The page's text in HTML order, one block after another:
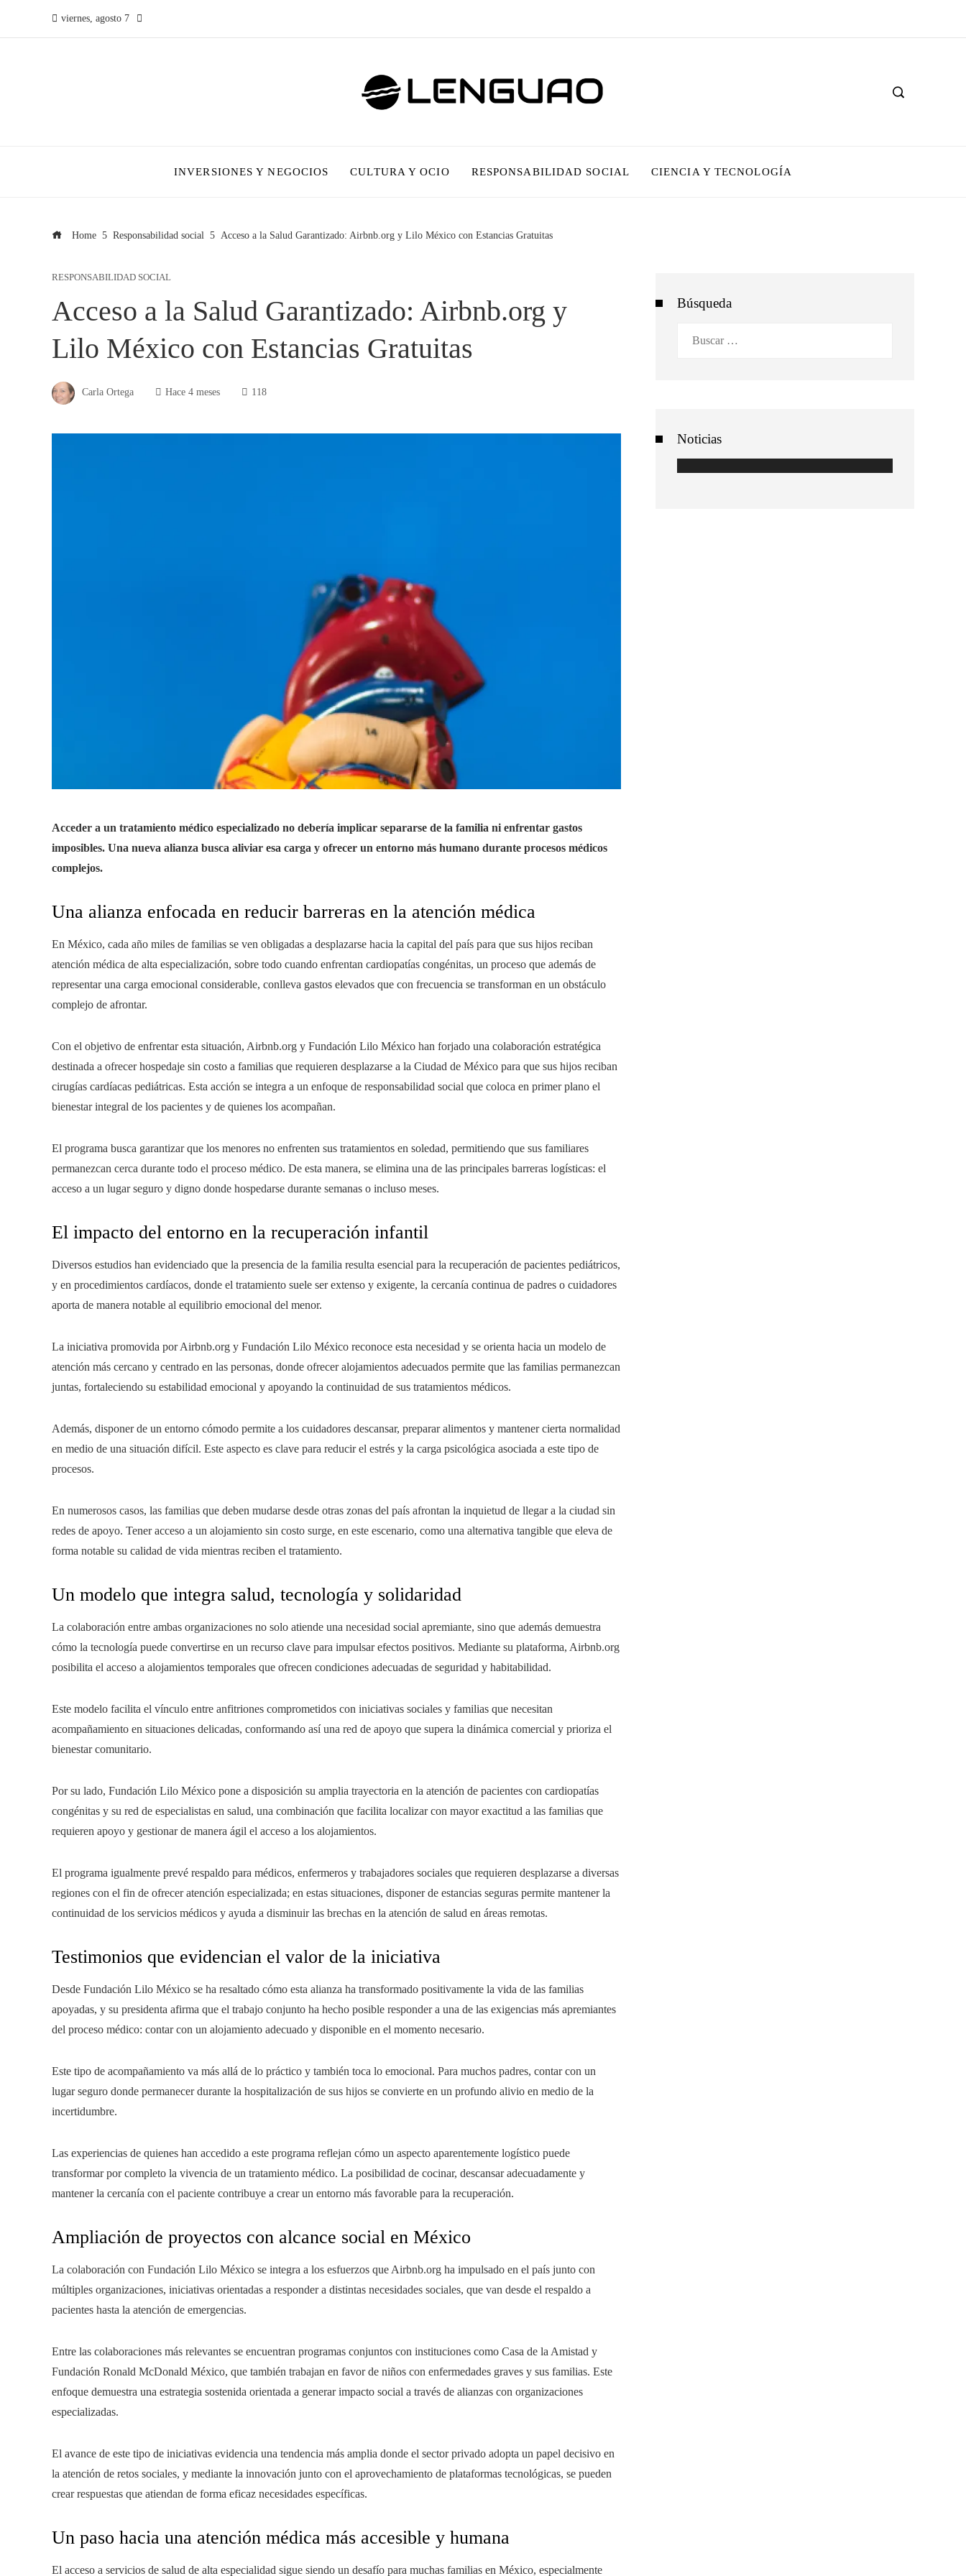
viernes, agosto 7
INVERSIONES Y NEGOCIOS CULTURA Y OCIO RESPONSABILIDAD SOCIAL CIENCIA Y TECNOLOGÍA
Home Responsabilidad social Acceso a la Salud Garantizado: Airbnb.org y Lilo México con Estancias Gratuitas
RESPONSABILIDAD SOCIAL
Acceso a la Salud Garantizado: Airbnb.org y
Lilo México con Estancias Gratuitas
Carla Ortega Hace 4 meses 118
Acceder a un tratamiento médico especializado no debería implicar separarse de la familia ni enfrentar gastos
imposibles. Una nueva alianza busca aliviar esa carga y ofrecer un entorno más humano durante procesos médicos
complejos.
Una alianza enfocada en reducir barreras en la atención médica
En México, cada año miles de familias se ven obligadas a desplazarse hacia la capital del país para que sus hijos reciban
atención médica de alta especialización, sobre todo cuando enfrentan cardiopatías congénitas, un proceso que además de
representar una carga emocional considerable, conlleva gastos elevados que con frecuencia se transforman en un obstáculo
complejo de afrontar.
Con el objetivo de enfrentar esta situación, Airbnb.org y Fundación Lilo México han forjado una colaboración estratégica
destinada a ofrecer hospedaje sin costo a familias que requieren desplazarse a la Ciudad de México para que sus hijos reciban
cirugías cardíacas pediátricas. Esta acción se integra a un enfoque de responsabilidad social que coloca en primer plano el
bienestar integral de los pacientes y de quienes los acompañan.
El programa busca garantizar que los menores no enfrenten sus tratamientos en soledad, permitiendo que sus familiares
permanezcan cerca durante todo el proceso médico. De esta manera, se elimina una de las principales barreras logísticas: el
acceso a un lugar seguro y digno donde hospedarse durante semanas o incluso meses.
El impacto del entorno en la recuperación infantil
Diversos estudios han evidenciado que la presencia de la familia resulta esencial para la recuperación de pacientes pediátricos,
y en procedimientos cardíacos, donde el tratamiento suele ser extenso y exigente, la cercanía continua de padres o cuidadores
aporta de manera notable al equilibrio emocional del menor.
La iniciativa promovida por Airbnb.org y Fundación Lilo México reconoce esta necesidad y se orienta hacia un modelo de
atención más cercano y centrado en las personas, donde ofrecer alojamientos adecuados permite que las familias permanezcan
juntas, fortaleciendo su estabilidad emocional y apoyando la continuidad de sus tratamientos médicos.
Además, disponer de un entorno cómodo permite a los cuidadores descansar, preparar alimentos y mantener cierta normalidad
en medio de una situación difícil. Este aspecto es clave para reducir el estrés y la carga psicológica asociada a este tipo de
procesos.
En numerosos casos, las familias que deben mudarse desde otras zonas del país afrontan la inquietud de llegar a la ciudad sin
redes de apoyo. Tener acceso a un alojamiento sin costo surge, en este escenario, como una alternativa tangible que eleva de
forma notable su calidad de vida mientras reciben el tratamiento.
Un modelo que integra salud, tecnología y solidaridad
La colaboración entre ambas organizaciones no solo atiende una necesidad social apremiante, sino que además demuestra
cómo la tecnología puede convertirse en un recurso clave para impulsar efectos positivos. Mediante su plataforma, Airbnb.org
posibilita el acceso a alojamientos temporales que ofrecen condiciones adecuadas de seguridad y habitabilidad.
Este modelo facilita el vínculo entre anfitriones comprometidos con iniciativas sociales y familias que necesitan
acompañamiento en situaciones delicadas, conformando así una red de apoyo que supera la dinámica comercial y prioriza el
bienestar comunitario.
Por su lado, Fundación Lilo México pone a disposición su amplia trayectoria en la atención de pacientes con cardiopatías
congénitas y su red de especialistas en salud, una combinación que facilita localizar con mayor exactitud a las familias que
requieren apoyo y gestionar de manera ágil el acceso a los alojamientos.
El programa igualmente prevé respaldo para médicos, enfermeros y trabajadores sociales que requieren desplazarse a diversas
regiones con el fin de ofrecer atención especializada; en estas situaciones, disponer de estancias seguras permite mantener la
continuidad de los servicios médicos y ayuda a disminuir las brechas en la atención de salud en áreas remotas.
Testimonios que evidencian el valor de la iniciativa
Desde Fundación Lilo México se ha resaltado cómo esta alianza ha transformado positivamente la vida de las familias
apoyadas, y su presidenta afirma que el trabajo conjunto ha hecho posible responder a una de las exigencias más apremiantes
del proceso médico: contar con un alojamiento adecuado y disponible en el momento necesario.
Este tipo de acompañamiento va más allá de lo práctico y también toca lo emocional. Para muchos padres, contar con un
lugar seguro donde permanecer durante la hospitalización de sus hijos se convierte en un profundo alivio en medio de la
incertidumbre.
Las experiencias de quienes han accedido a este programa reflejan cómo un aspecto aparentemente logístico puede
transformar por completo la vivencia de un tratamiento médico. La posibilidad de cocinar, descansar adecuadamente y
mantener la cercanía con el paciente contribuye a crear un entorno más favorable para la recuperación.
Ampliación de proyectos con alcance social en México
La colaboración con Fundación Lilo México se integra a los esfuerzos que Airbnb.org ha impulsado en el país junto con
múltiples organizaciones, iniciativas orientadas a responder a distintas necesidades sociales, que van desde el respaldo a
pacientes hasta la atención de emergencias.
Entre las colaboraciones más relevantes se encuentran programas conjuntos con instituciones como Casa de la Amistad y
Fundación Ronald McDonald México, que también trabajan en favor de niños con enfermedades graves y sus familias. Este
enfoque demuestra una estrategia sostenida orientada a generar impacto social a través de alianzas con organizaciones
especializadas.
El avance de este tipo de iniciativas evidencia una tendencia más amplia donde el sector privado adopta un papel decisivo en
la atención de retos sociales, y mediante la innovación junto con el aprovechamiento de plataformas tecnológicas, se pueden
crear respuestas que atiendan de forma eficaz necesidades específicas.
Un paso hacia una atención médica más accesible y humana
El acceso a servicios de salud de alta especialidad sigue siendo un desafío para muchas familias en México, especialmente
Búsqueda
Noticias